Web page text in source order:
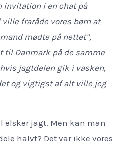
invitation i en chat på
fraråde vores børn at
mødte på nettet”,
til Danmark på de samme
jagtdelen gik i vasken,
og vigtigst af alt ville jeg
elsker jagt. Men kan man
halvt? Det var ikke vores